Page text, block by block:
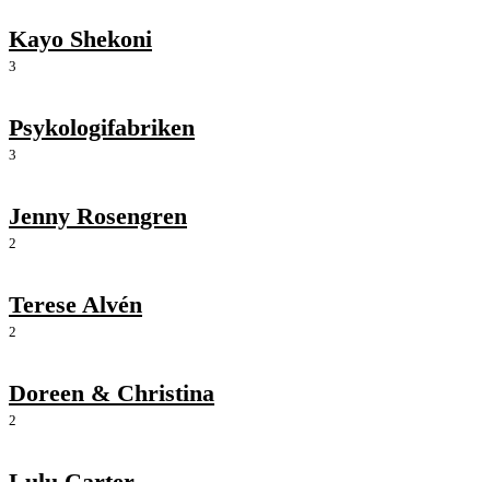
Kayo Shekoni
3
Psykologifabriken
3
Jenny Rosengren
2
Terese Alvén
2
Doreen & Christina
2